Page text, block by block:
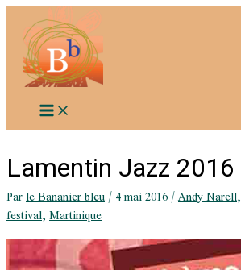
contenu
Lamentin Jazz 2016
Parle Bananier bleu/4 mai 2016/Andy Narell,
festival,Martinique